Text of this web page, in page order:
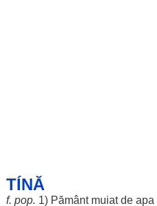
TÍNĂ
f. pop. 1) Pământ muiatde apa